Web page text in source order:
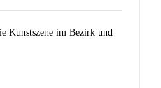
Kunstszene im Bezirk und